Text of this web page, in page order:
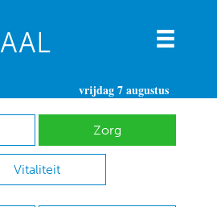
vrijdag 7 augustus
Zorg
Vitaliteit